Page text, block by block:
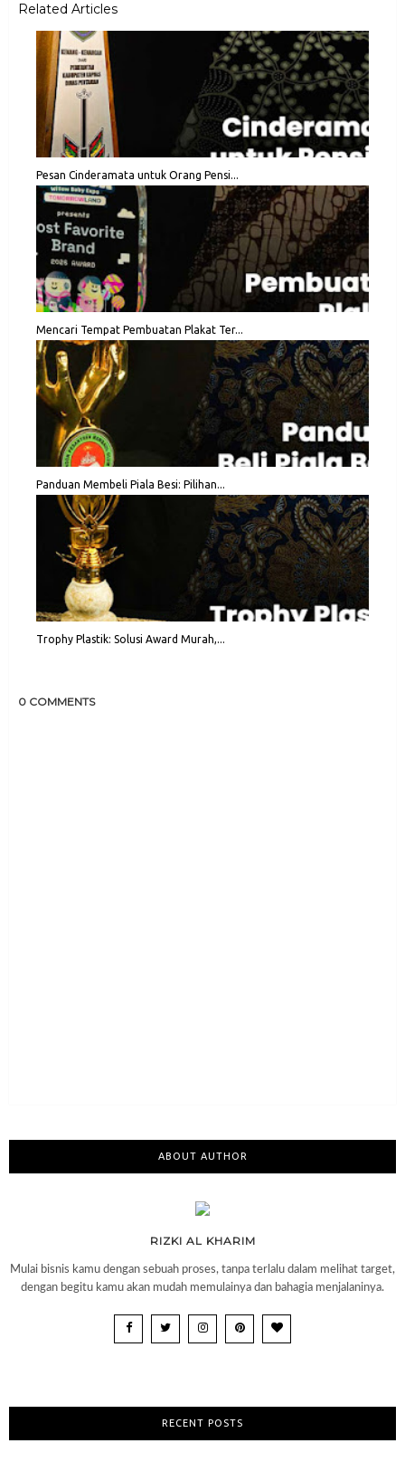
Related Articles
Pesan Cinderamata untuk Orang Pensi...
Mencari Tempat Pembuatan Plakat Ter...
Panduan Membeli Piala Besi: Pilihan...
Trophy Plastik: Solusi Award Murah,...
0 COMMENTS
ABOUT AUTHOR
RIZKI AL KHARIM
Mulai bisnis kamu dengan sebuah proses, tanpa terlalu dalam melihat target,
dengan begitu kamu akan mudah memulainya dan bahagia menjalaninya.
RECENT POSTS